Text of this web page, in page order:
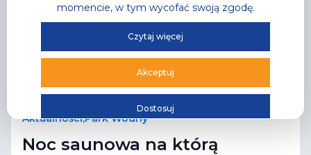
Aktualności,Park Wodny
Noc saunowa na którą
momencie, w tym wycofać swoją zgodę.
Czytaj więcej
Akceptuj
Dostosuj